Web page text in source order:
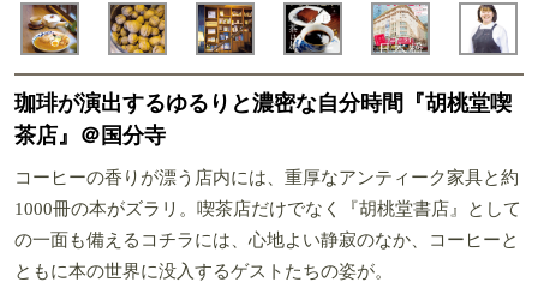
珈琲が演出するゆるりと濃密な自分時間『胡桃堂喫
茶店』＠国分寺
コーヒーの香りが漂う店内には、重厚なアンティーク家具と約
1000冊の本がズラリ。喫茶店だけでなく『胡桃堂書店』として
の一面も備えるコチラには、心地よい静寂のなか、コーヒーと
ともに本の世界に没入するゲストたちの姿が。